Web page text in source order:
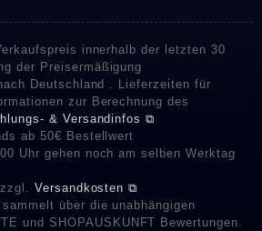
innerhalb der letzten 30
der Preisermäßigung
Deutschland . Lieferzeiten für
zur Berechnung des
& Versandinfos ⧉
ab 50€ Bestellwert
Uhr gehen noch am selben Werktag
Versandkosten ⧉
über die unabhängigen
und SHOPAUSKUNFT Bewertungen.